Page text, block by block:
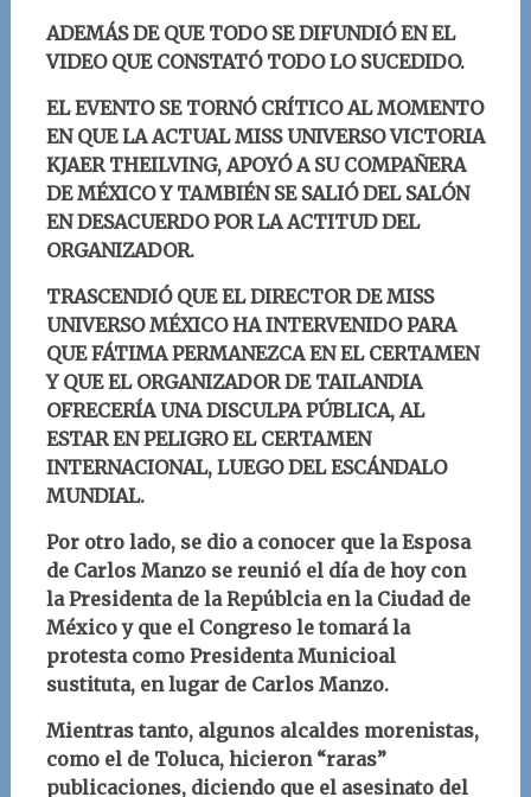
ADEMÁS DE QUE TODO SE DIFUNDIÓ EN EL
VIDEO QUE CONSTATÓ TODO LO SUCEDIDO.
EL EVENTO SE TORNÓ CRÍTICO AL MOMENTO
EN QUE LA ACTUAL MISS UNIVERSO VICTORIA
KJAER THEILVING, APOYÓ A SU COMPAÑERA
DE MÉXICO Y TAMBIÉN SE SALIÓ DEL SALÓN
EN DESACUERDO POR LA ACTITUD DEL
ORGANIZADOR.
TRASCENDIÓ QUE EL DIRECTOR DE MISS
UNIVERSO MÉXICO HA INTERVENIDO PARA
QUE FÁTIMA PERMANEZCA EN EL CERTAMEN
Y QUE EL ORGANIZADOR DE TAILANDIA
OFRECERÍA UNA DISCULPA PÚBLICA, AL
ESTAR EN PELIGRO EL CERTAMEN
INTERNACIONAL, LUEGO DEL ESCÁNDALO
MUNDIAL.
Por otro lado, se dio a conocer que la Esposa
de Carlos Manzo se reunió el día de hoy con
la Presidenta de la Repúblcia en la Ciudad de
México y que el Congreso le tomará la
protesta como Presidenta Municioal
sustituta, en lugar de Carlos Manzo.
Mientras tanto, algunos alcaldes morenistas,
como el de Toluca, hicieron “raras”
publicaciones, diciendo que el asesinato del